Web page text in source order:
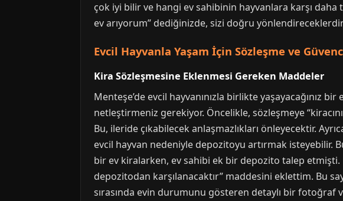
çok iyi bilir ve hangi ev sahibinin hayvanlara karşı
ev arıyorum” dediğinizde, sizi doğru
Evcil Hayvanla Yaşam İçin Sözleşme ve
Kira Sözleşmesine Eklenmesi Gereken Maddeler
Menteşe’de evcil hayvanınızla birlikte yaşayacağınız
netleştirmeniz gerekiyor. Öncelikle, sözleşmeye
Bu, ileride çıkabilecek anlaşmazlıkları önleyecektir.
evcil hayvan nedeniyle depozitoyu artırmak isteyebilir.
bir ev kiralarken, ev sahibi ek bir depozito talep etmişti.
depozitodan karşılanacaktır” maddesini eklettim. Bu
sırasında evin durumunu gösteren detaylı bir fotoğraf